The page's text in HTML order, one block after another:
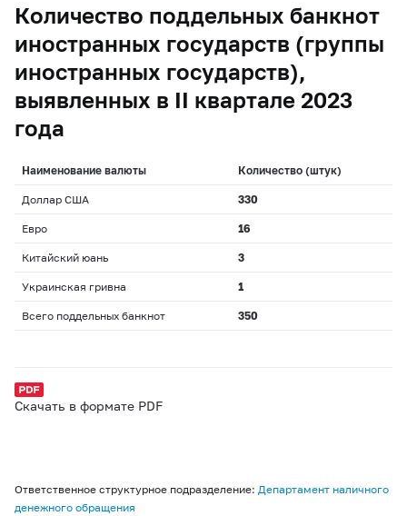
Количество поддельных банкнот
иностранных государств (группы
иностранных государств),
выявленных в II квартале 2023
года
Наименование валюты Количество (штук)
Доллар США 330
Евро 16
Китайский юань 3
Украинская гривна 1
Всего поддельных банкнот 350
Скачать в формате PDF
Ответственное структурное подразделение: Департамент наличного
денежного обращения